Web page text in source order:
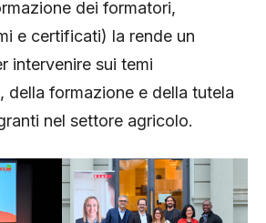
dei formatori,
e certificati) la rende un
intervenire sui temi
della formazione e della tutela
nel settore agricolo.